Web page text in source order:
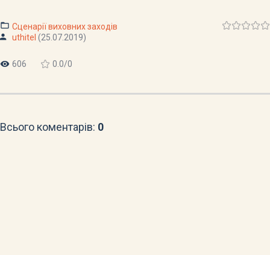
Сценарії виховних заходів
uthitel (25.07.2019)
606 0.0/0
Всього коментарів: 0